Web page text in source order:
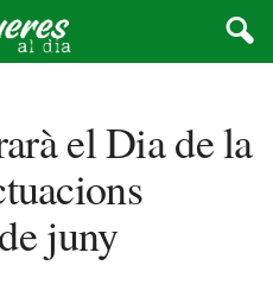
el Dia de la
juny